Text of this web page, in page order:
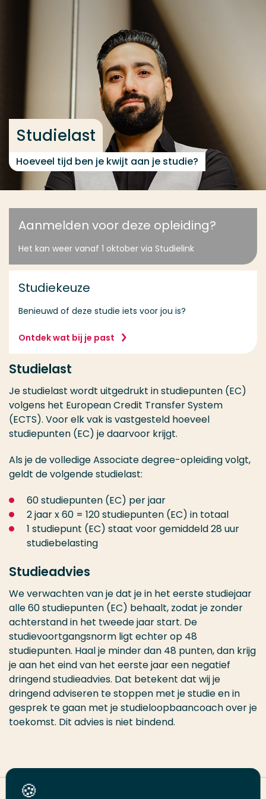
Studielast
Hoeveel tijd ben je kwijt aan je studie?
Aanmelden voor deze opleiding?
Het kan weer vanaf 1 oktober via Studielink
Studiekeuze
Benieuwd of deze studie iets voor jou is?
Ontdek wat bij je past
Studielast
Je studielast wordt uitgedrukt in studiepunten (EC)
volgens het European Credit Transfer System
(ECTS). Voor elk vak is vastgesteld hoeveel
studiepunten (EC) je daarvoor krijgt.
Als je de volledige Associate degree-opleiding volgt,
geldt de volgende studielast:
60 studiepunten (EC) per jaar
2 jaar x 60 = 120 studiepunten (EC) in totaal
1 studiepunt (EC) staat voor gemiddeld 28 uur
studiebelasting
Studieadvies
We verwachten van je dat je in het eerste studiejaar
alle 60 studiepunten (EC) behaalt, zodat je zonder
achterstand in het tweede jaar start. De
studievoortgangsnorm ligt echter op 48
studiepunten. Haal je minder dan 48 punten, dan krijg
je aan het eind van het eerste jaar een negatief
dringend studieadvies. Dat betekent dat wij je
dringend adviseren te stoppen met je studie en in
gesprek te gaan met je studieloopbaancoach over je
toekomst. Dit advies is niet bindend.
Deel deze pagina
Contact